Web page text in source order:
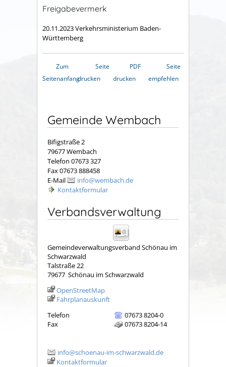
Freigabevermerk
20.11.2023 Verkehrsministerium Baden-
Württemberg
Zum
Seitenanfang
Seite
drucken
PDF
drucken
Seite
empfehlen
Gemeinde Wembach
Bifigstraße 2
79677 Wembach
Telefon 07673 327
Fax 07673 888458
E-Mail
info@wembach.de
Kontaktformular
Verbandsverwaltung
Gemeindeverwaltungsverband Schönau im
Schwarzwald
Talstraße 22
79677 Schönau im Schwarzwald
OpenStreetMap
Fahrplanauskunft
Telefon
07673 8204-0
Fax
07673 8204-14
info@schoenau-im-schwarzwald.de
Kontaktformular